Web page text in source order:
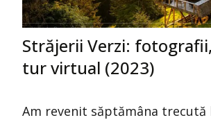
Străjerii Verzi:
tur virtual (2023)
Am revenit săptămâna trecută